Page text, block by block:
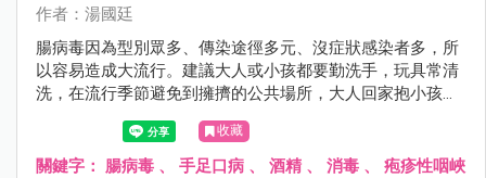
作者：湯國廷
腸病毒因為型別眾多、傳染途徑多元、沒症狀感染者多，所
以容易造成大流行。建議大人或小孩都要勤洗手，玩具常清
洗，在流行季節避免到擁擠的公共場所，大人回家抱小孩之
前要更衣和洗手，對於家中第二位感染腸病毒患者，因其所
接受的病毒量往往較高，嚴重度可能提高，更要小心有無重
症前兆。
收藏
關鍵字： 腸病毒 、 手足口病 、 酒精 、 消毒 、 疱疹性咽峽